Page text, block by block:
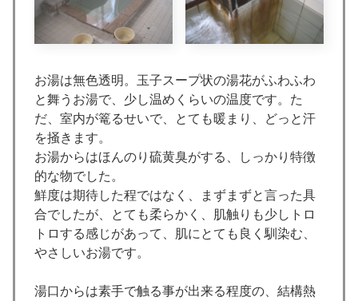
お湯は無色透明。玉子スープ状の湯花がふわふわ
と舞うお湯で、少し温めくらいの温度です。た
だ、室内が篭るせいで、とても暖まり、どっと汗
を掻きます。
お湯からはほんのり硫黄臭がする、しっかり特徴
的な物でした。
鮮度は期待した程ではなく、まずまずと言った具
合でしたが、とても柔らかく、肌触りも少しトロ
トロする感じがあって、肌にとても良く馴染む、
やさしいお湯です。
湯口からは素手で触る事が出来る程度の、結構熱